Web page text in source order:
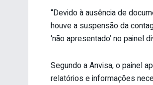
“Devido à ausência de
houve a suspensão da
‘não apresentado’ no painel
Segundo a Anvisa, o painel
relatórios e informações